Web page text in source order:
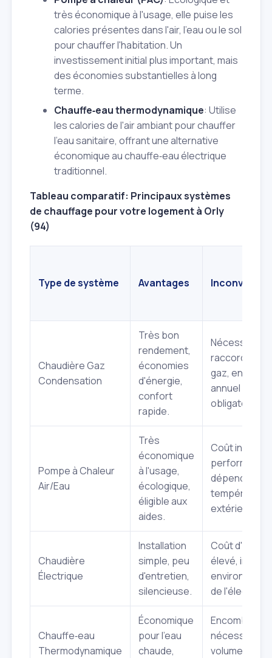
très économique à l'usage, elle puise les
calories présentes dans l'air, l'eau ou le sol
pour chauffer l'habitation. Un
investissement initial plus important, mais
des économies substantielles à long
terme.
Chauffe‑eau thermodynamique: Utilise
les calories de l'air ambiant pour chauffer
l'eau sanitaire, offrant une alternative
économique au chauffe‑eau électrique
traditionnel.
Tableau comparatif: Principaux systèmes
de chauffage pour votre logement à Orly
(94)
Type de système Avantages
Chaudière Gaz
Condensation
Très bon
rendement,
économies
d'énergie,
confort
rapide.
Nécessite
gaz,
annuel
obligatoire.
Pompe à Chaleur
Air/Eau
Très
économique
à l'usage,
écologique,
éligible aux
aides.
Coût initial
performance
dépend de la
température
extérieure.
Chaudière
Électrique
Installation
simple, peu
d'entretien,
silencieuse.
Coût
élevé, impact
de
Chauffe‑eau
Thermodynamique
Économique
pour l'eau
chaude,
nécessite un
volume d'air